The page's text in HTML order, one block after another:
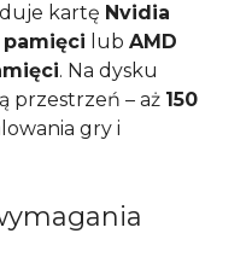
kartę Nvidia
pamięci lub AMD
. Na dysku
przestrzeń – aż 150
gry i